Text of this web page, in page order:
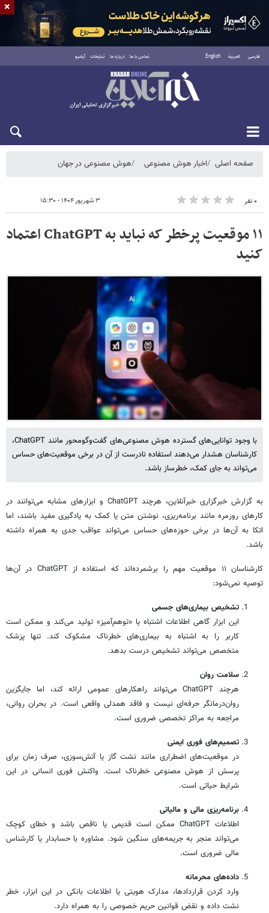
فارسی العربية English تماس با ما درباره ما تبلیغات آرشیو
شنبه ۱۷ مرداد ۱۴۰۵
صفحه اصلی اخبار هوش مصنوعی هوش مصنوعی در جهان
۰ نفر ۳ شهریور ۱۴۰۴ - ۱۵:۳۰
۱۱ موقعیت پرخطر که نباید به ChatGPT اعتماد
کنید
با وجود توانایی‌های گسترده هوش مصنوعی‌های گفت‌وگومحور مانند ChatGPT،
کارشناسان هشدار می‌دهند استفاده نادرست از آن در برخی موقعیت‌های حساس
می‌تواند به جای کمک، خطرساز باشد.
به گزارش خبرگزاری خبرآنلاین، هرچند ChatGPT و ابزارهای مشابه می‌توانند در
کارهای روزمره مانند برنامه‌ریزی، نوشتن متن یا کمک به یادگیری مفید باشند، اما
اتکا به آن‌ها در برخی حوزه‌های حساس می‌تواند عواقب جدی به همراه داشته
باشد.
کارشناسان ۱۱ موقعیت مهم را برشمرده‌اند که استفاده از ChatGPT در آن‌ها
توصیه نمی‌شود:
تشخیص بیماری‌های جسمی
این ابزار گاهی اطلاعات اشتباه یا «توهم‌آمیز» تولید می‌کند و ممکن است
کاربر را به اشتباه به بیماری‌های خطرناک مشکوک کند. تنها پزشک
متخصص می‌تواند تشخیص درست بدهد.
سلامت روان
هرچند ChatGPT می‌تواند راهکارهای عمومی ارائه کند، اما جایگزین
روان‌درمانگر حرفه‌ای نیست و فاقد همدلی واقعی است. در بحران روانی،
مراجعه به مراکز تخصصی ضروری است.
تصمیم‌های فوری ایمنی
در موقعیت‌های اضطراری مانند نشت گاز یا آتش‌سوزی، صرف زمان برای
پرسش از هوش مصنوعی خطرناک است. واکنش فوری انسانی در این
شرایط حیاتی است.
برنامه‌ریزی مالی و مالیاتی
اطلاعات ChatGPT ممکن است قدیمی یا ناقص باشد و خطای کوچک
می‌تواند منجر به جریمه‌های سنگین شود. مشاوره با حسابدار یا کارشناس
مالی ضروری است.
داده‌های محرمانه
وارد کردن قراردادها، مدارک هویتی یا اطلاعات بانکی در این ابزار، خطر
نشت داده و نقض قوانین حریم خصوصی را به همراه دارد.
×